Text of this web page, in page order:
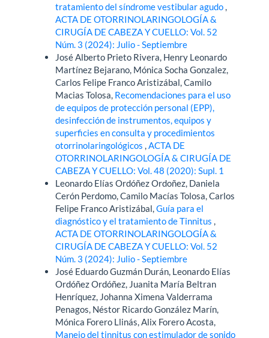
tratamiento del síndrome vestibular agudo,
ACTA DE OTORRINOLARINGOLOGÍA &
CIRUGÍA DE CABEZA Y CUELLO: Vol. 52
Núm. 3 (2024): Julio - Septiembre
José Alberto Prieto Rivera, Henry Leonardo
Martínez Bejarano, Mónica Socha Gonzalez,
Carlos Felipe Franco Aristizábal, Camilo
Macias Tolosa, Recomendaciones para el uso
de equipos de protección personal (EPP),
desinfección de instrumentos, equipos y
superficies en consulta y procedimientos
otorrinolaringológicos,ACTA DE
OTORRINOLARINGOLOGÍA & CIRUGÍA DE
CABEZA Y CUELLO: Vol. 48 (2020): Supl. 1
Leonardo Elías Ordóñez Ordoñez, Daniela
Cerón Perdomo, Camilo Macías Tolosa, Carlos
Felipe Franco Aristizábal,Guía para el
diagnóstico y el tratamiento de Tinnitus,
ACTA DE OTORRINOLARINGOLOGÍA &
CIRUGÍA DE CABEZA Y CUELLO: Vol. 52
Núm. 3 (2024): Julio - Septiembre
José Eduardo Guzmán Durán, Leonardo Elías
Ordóñez Ordóñez, Juanita María Beltran
Henríquez, Johanna Ximena Valderrama
Penagos, Néstor Ricardo González Marín,
Mónica Forero Llinás, Alix Forero Acosta,
Manejo del tinnitus con estimulador de sonido